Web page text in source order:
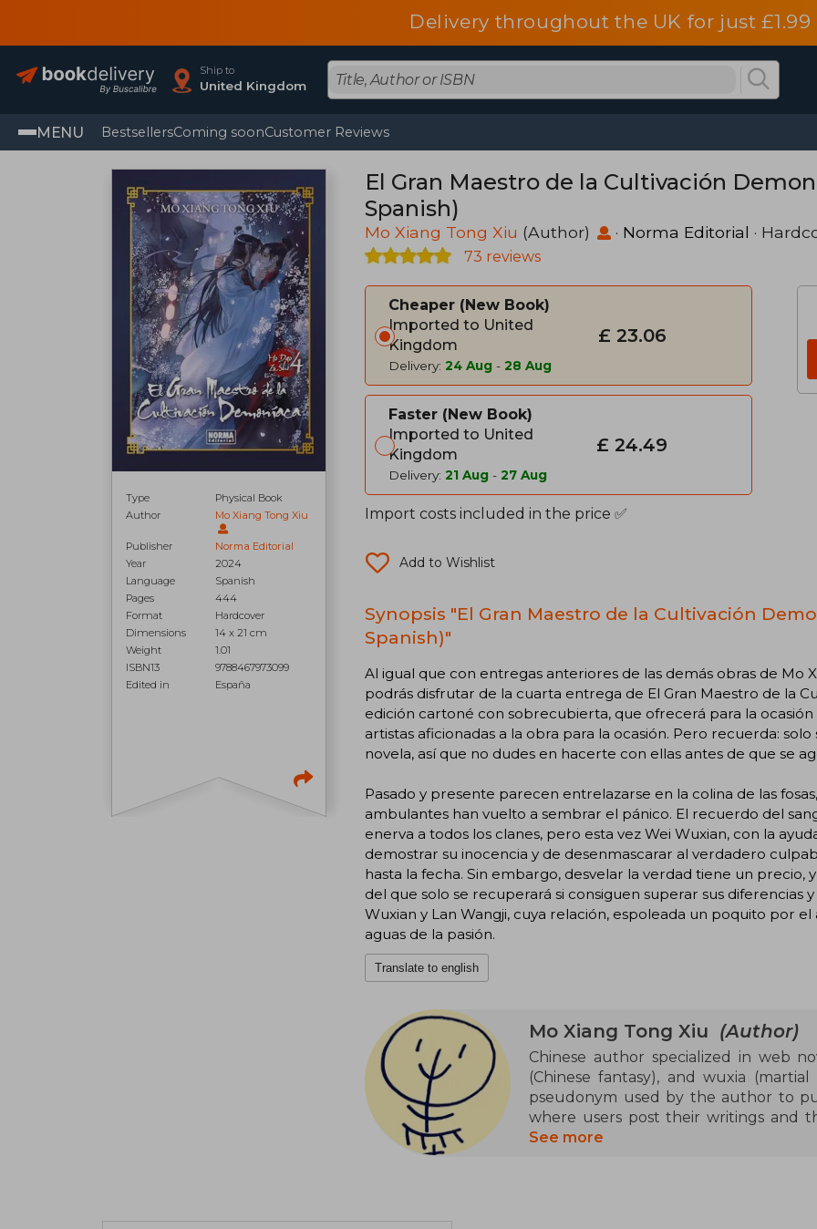
Delivery throughout the UK for just £1.99
Ship to
United Kingdom
MENU BestsellersComing soonCustomer Reviews
Type
Physical Book
Author
Mo Xiang Tong Xiu
Publisher
Norma Editorial
Year
2024
Language
Spanish
Pages
444
Format
Hardcover
Dimensions
14 x 21 cm
Weight
1.01
ISBN13
9788467973099
Edited in
España
El Gran Maestro de la Cultivación
Spanish)
Mo Xiang Tong Xiu (Author) · Norma Editorial ·
73 reviews
Cheaper
New Book
Imported to United
Kingdom
Delivery: 24 Aug - 28 Aug
£ 23.06
Faster
New Book
Imported to United
Kingdom
Delivery: 21 Aug - 27 Aug
£ 24.49
Import costs included in the price ✅
Add to Wishlist
Synopsis "El Gran Maestro de la Cultivación
Spanish)"
Al igual que con entregas anteriores de las demás obras de Mo
podrás disfrutar de la cuarta entrega de El Gran Maestro de la
edición cartoné con sobrecubierta, que ofrecerá para la ocasión
artistas aficionadas a la obra para la ocasión. Pero recuerda:
novela, así que no dudes en hacerte con ellas antes de que se
Pasado y presente parecen entrelazarse en la colina de las
ambulantes han vuelto a sembrar el pánico. El recuerdo del
enerva a todos los clanes, pero esta vez Wei Wuxian, con la
demostrar su inocencia y de desenmascarar al verdadero
hasta la fecha. Sin embargo, desvelar la verdad tiene un precio,
del que solo se recuperará si consiguen superar sus diferencias
Wuxian y Lan Wangji, cuya relación, espoleada un poquito por
aguas de la pasión.
Translate to english
Mo Xiang Tong Xiu (Author)
Chinese author specialized in web
(Chinese fantasy), and wuxia
pseudonym used by the author to
where users post their writings and
their works published in print. Being
See more